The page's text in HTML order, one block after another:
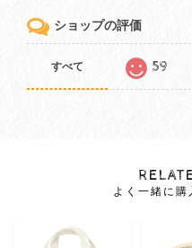
ショップの評価
すべて 59
よく一緒に購